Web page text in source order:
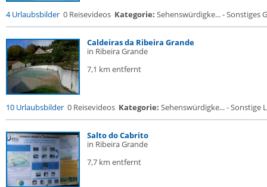
4 Urlaubsbilder 0 Reisevideos Kategorie: Sehenswürdigke... - Sonstiges
Caldeiras da Ribeira Grande
in Ribeira Grande
7,1 km entfernt
10 Urlaubsbilder 0 Reisevideos Kategorie: Sehenswürdigke... - Sonstige
Salto do Cabrito
in Ribeira Grande
7,7 km entfernt